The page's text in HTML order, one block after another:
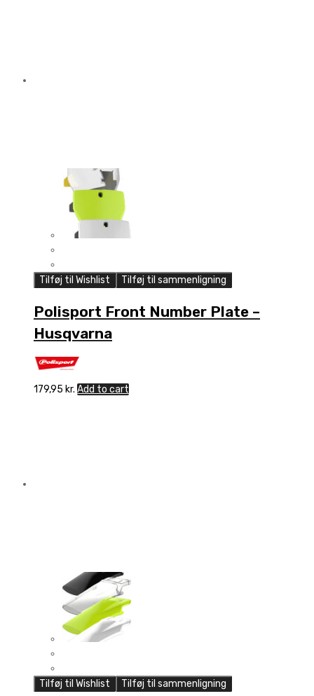
Tilføj til Wishlist Tilføj til sammenligning
Polisport Front Number Plate –
Husqvarna
179,95 kr. Add to cart
Tilføj til Wishlist Tilføj til sammenligning